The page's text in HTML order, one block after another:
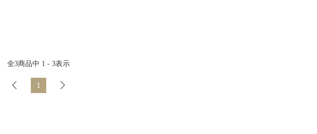
全3商品中 1 - 3表示
1